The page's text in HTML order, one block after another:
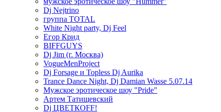
Dj Nejtrino
группа TOTAL
White Night party, Dj Feel
Егор Крид
BIFFGUYS
Dj Jim (г. Москва)
VogueMenProject
Dj Forsage и Topless Dj Aurika
Trance Dance Night, Dj Damian Wasse 5.07.14
Мужское эротическое шоу "Pride"
Артем Татищевский
Dj ЦВЕТКOFF!